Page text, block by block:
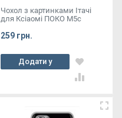
Чохол з картинками Ітачі
для Ксіаомі ПОКО М5с
259 грн.
Додати у
кошик